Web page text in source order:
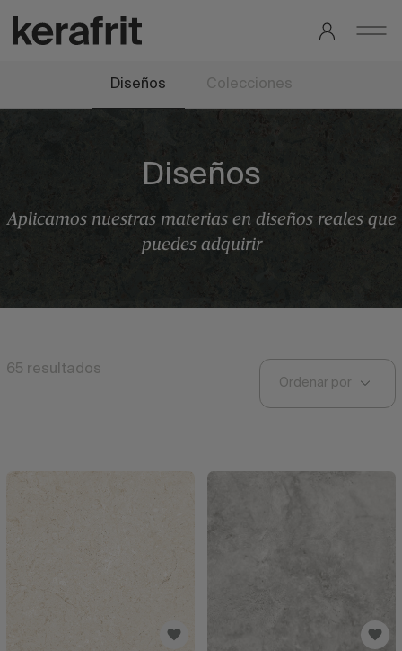
Diseños Colecciones
Diseños
Aplicamos nuestras materias en diseños reales que
puedes adquirir
65 resultados
Ordenar por